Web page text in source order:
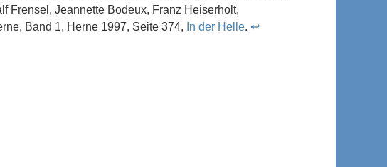
Frensel, Jeannette Bodeux, Franz Heiserholt,
Band 1, Herne 1997, Seite 374, In der Helle. ↩︎